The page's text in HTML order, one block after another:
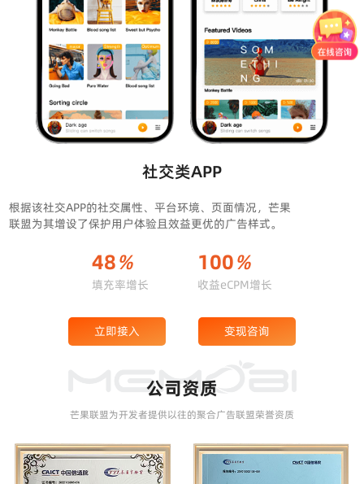
社交类APP
根据该社交APP的社交属性、平台环境、页面情况，芒果
联盟为其增设了保护用户体验且效益更优的广告样式。
48%
填充率增长
100%
收益eCPM增长
立即接入 变现咨询
公司资质
芒果联盟为开发者提供以往的聚合广告联盟荣誉资质